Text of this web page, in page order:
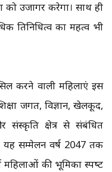
उजागर करेगा। साथ ही
प्रतिनिधित्‍व का महत्‍व भी
करने वाली महिलाएं इस
जगत, विज्ञान, खेलकूद,
संस्‍कृति क्षेत्र से संबंधित
यह सम्‍मेलन वर्ष 2047 तक
महिलाओं की भूमिका स्‍पष्‍ट